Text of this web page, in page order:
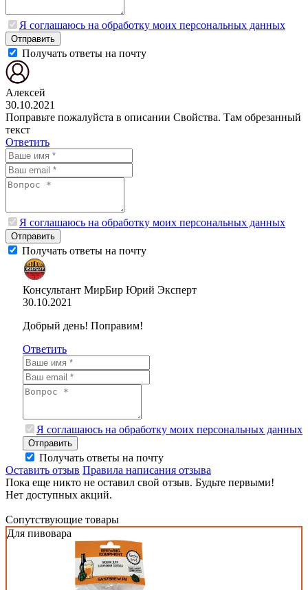
Я соглашаюсь на обработку моих персональных данных
Отправить
Получать ответы на почту
Алексей
30.10.2021
Поправьте пожалуйста в описании Свойства. Там обрезанный
текст
Ответить
Я соглашаюсь на обработку моих персональных данных
Отправить
Получать ответы на почту
Консультант МирБир Юрий Эксперт
30.10.2021
Добрый день! Поправим!
Ответить
Я соглашаюсь на обработку моих персональных данных
Отправить
Получать ответы на почту
Оставить отзыв Правила написания отзыва
Пока еще никто не оставил свой отзыв. Будьте первыми!
Нет доступных акций.
Сопутствующие товары
Для пивовара